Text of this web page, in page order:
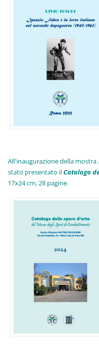
All'inaugurazione della mostra
stato presentato ilCatalogo
17x24 cm, 28 pagine.